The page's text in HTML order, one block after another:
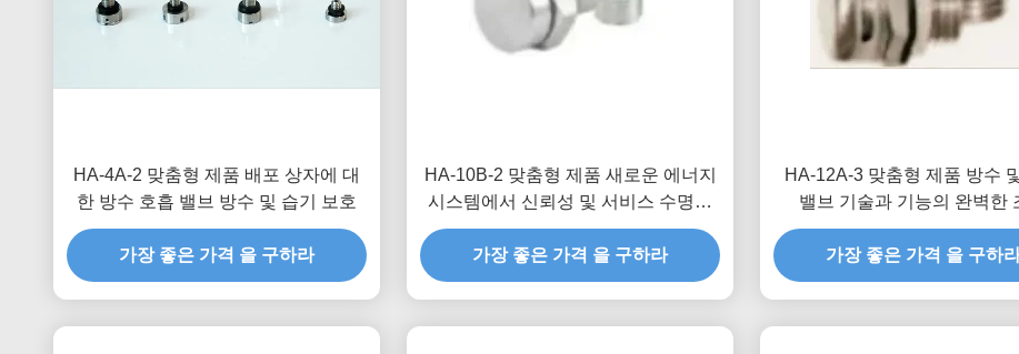
HA-4A-2 맞춤형 제품 배포 상자에 대
한 방수 호흡 밸브 방수 및 습기 보호
가장 좋은 가격 을 구하라
HA-10B-2 맞춤형 제품 새로운 에너지
시스템에서 신뢰성 및 서비스 수명을
향상시키기 위해 방수 호흡 밸브
가장 좋은 가격 을 구하라
HA-12A-3 맞춤형 제품 방수
밸브 기술과 기능의 완벽한
가장 좋은 가격 을 구하